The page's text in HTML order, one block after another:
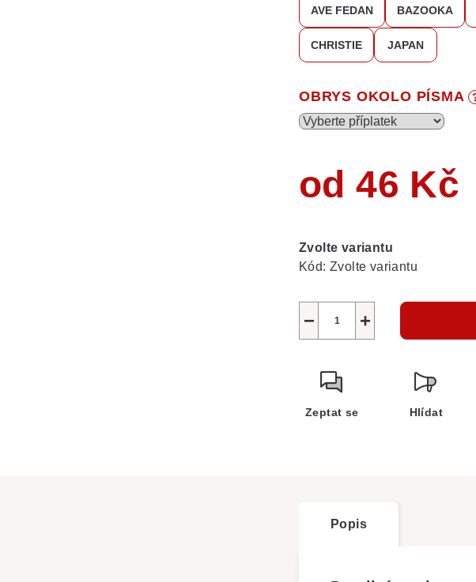
AVE FEDAN BAZOOKA
CHRISTIE JAPAN
OBRYS OKOLO PÍSMA
od46 Kč
cena:
Zvolte variantu
Kód: Zvolte variantu
+
−
Zeptat se Hlídat
Popis